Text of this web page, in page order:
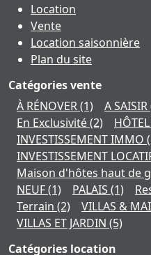
Location
Vente
Location saisonnière
Plan du site
Catégories vente
À RÉNOVER(1) A SAISIR
En Exclusivité(2)
INVESTISSEMENT IMMO
INVESTISSEMENT
Maison d'hôtes haut de
NEUF(1) PALAIS (1)
Terrain (2) VILLAS &
VILLAS ET JARDIN (5)
Catégories location